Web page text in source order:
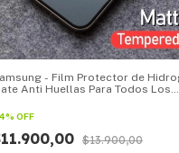
- Film Protector de
Anti Huellas Para Todos Los
% OFF
$13.900,00